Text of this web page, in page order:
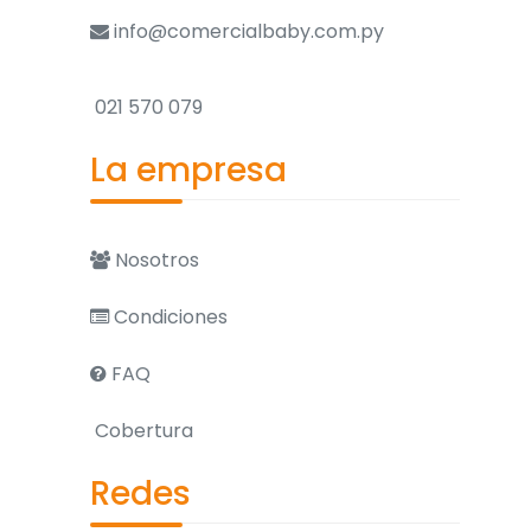
info@comercialbaby.com.py
021 570 079
La empresa
Nosotros
Condiciones
FAQ
Cobertura
Redes